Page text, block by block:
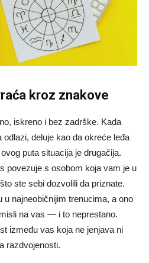
kroz znakove
iskreno i bez zadrške. Kada
deluje kao da okreće leđa
puta situacija je drugačija.
povezuje s osobom koja vam je u
ste sebi dozvolili da priznate.
u najneobičnijim trenucima, a ono
na vas — i to neprestano.
između vas koja ne jenjava ni
razdvojenosti.